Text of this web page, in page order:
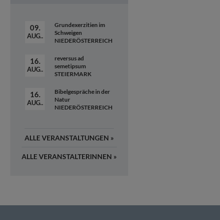
09.
AUG..
Grundexerzitien im
Schweigen
NIEDERÖSTERREICH
16.
AUG..
reversus ad
semetipsum
STEIERMARK
16.
AUG..
Bibelgespräche in der
Natur
NIEDERÖSTERREICH
ALLEVERANSTALTUNGEN »
ALLEVERANSTALTERINNEN »